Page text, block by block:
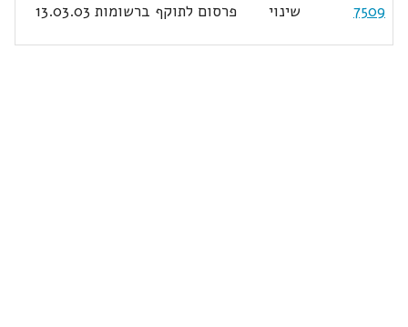
7509
שינוי פרסום לתוקף ברשומות 13.03.03